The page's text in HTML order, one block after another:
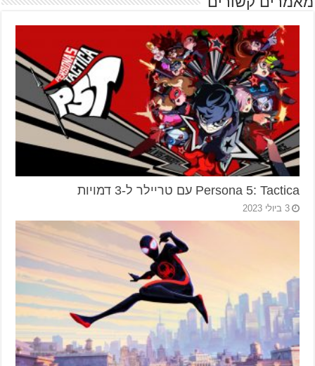
Persona 5: Tactica עם טריילר ל-3 דמויות
3 ביולי 2023